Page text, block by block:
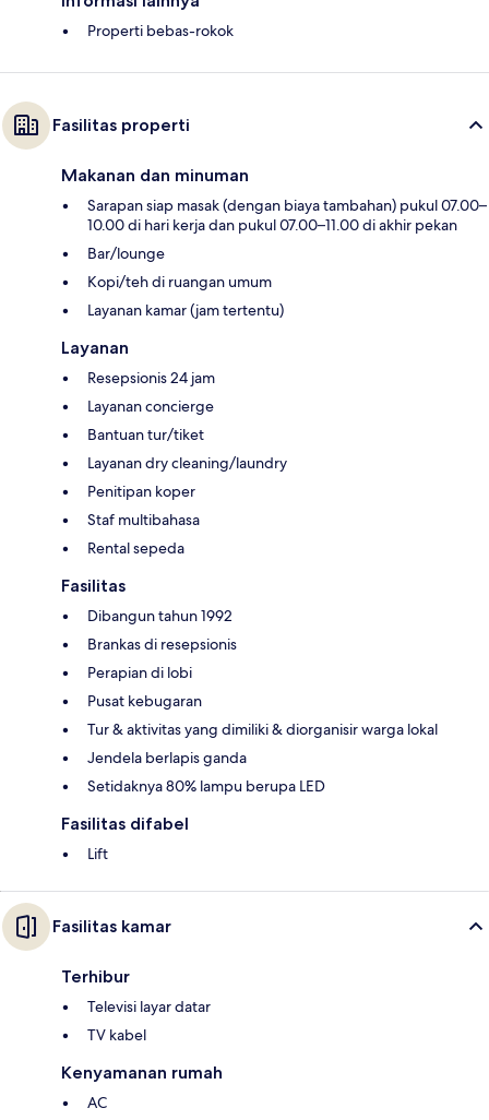
Properti bebas-rokok
Fasilitas properti
Makanan dan minuman
Sarapan siap masak (dengan biaya tambahan) pukul 07.00–
10.00 di hari kerja dan pukul 07.00–11.00 di akhir pekan
Bar/lounge
Kopi/teh di ruangan umum
Layanan kamar (jam tertentu)
Layanan
Resepsionis 24 jam
Layanan concierge
Bantuan tur/tiket
Layanan dry cleaning/laundry
Penitipan koper
Staf multibahasa
Rental sepeda
Fasilitas
Dibangun tahun 1992
Brankas di resepsionis
Perapian di lobi
Pusat kebugaran
Tur & aktivitas yang dimiliki & diorganisir warga lokal
Jendela berlapis ganda
Setidaknya 80% lampu berupa LED
Fasilitas difabel
Lift
Fasilitas kamar
Terhibur
Televisi layar datar
TV kabel
Kenyamanan rumah
AC